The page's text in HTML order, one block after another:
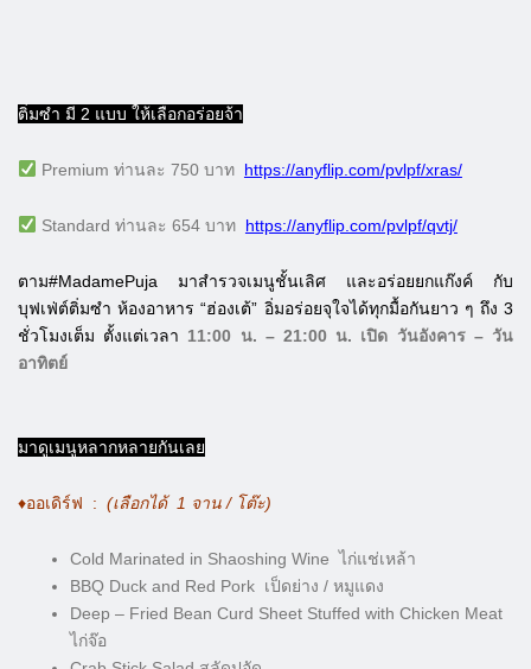
ติ่มซำ มี 2 แบบ ให้เลือกอร่อยจ้า
Premium ท่านละ 750 บาท https://anyflip.com/pvlpf/xras/
Standard ท่านละ 654 บาท https://anyflip.com/pvlpf/qvtj/
ตาม#MadamePuja มาสำรวจเมนูชั้นเลิศ และอร่อยยกแก๊งค์ กับ
บุฟเฟ่ต์ติ่มซำ ห้องอาหาร “ฮ่องเต้” อิ่มอร่อยจุใจได้ทุกมื้อกันยาว ๆ ถึง 3
ชั่วโมงเต็ม ตั้งแต่เวลา 11:00 น. – 21:00 น. เปิด วันอังคาร – วัน
อาทิตย์
มาดูเมนูหลากหลายกันเลย
♦️ออเดิร์ฟ : (เลือกได้ 1 จาน / โต๊ะ)
Cold Marinated in Shaoshing Wine ไก่แช่เหล้า
BBQ Duck and Red Pork เป็ดย่าง / หมูแดง
Deep – Fried Bean Curd Sheet Stuffed with Chicken Meat
ไก่จ๊อ